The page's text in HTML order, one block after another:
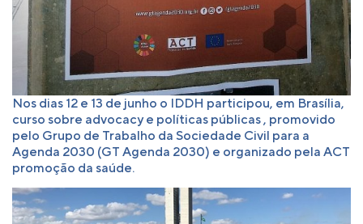
Nos dias 12 e 13 de junho o IDDH participou, em Brasília,
curso sobre advocacy e políticas públicas , promovido
pelo Grupo de Trabalho da Sociedade Civil para a
Agenda 2030 (GT Agenda 2030) e organizado pela ACT
promoção da saúde.